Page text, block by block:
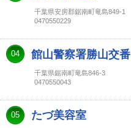
千葉県安房郡鋸南町竜島849-1
0470550229
04 館山警察署勝山交番
千葉県鋸南町竜島846-3
0470550043
05 たづ美容室